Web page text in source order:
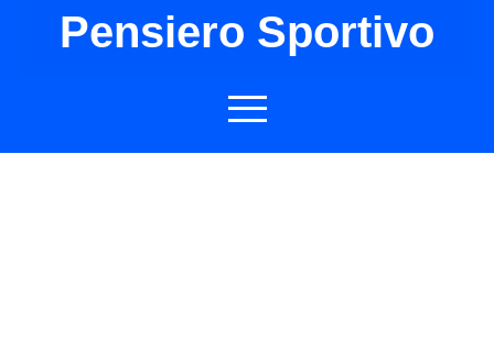
Pensiero Sportivo